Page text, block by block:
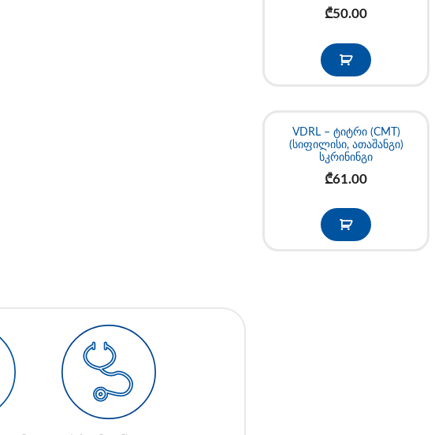
₾50.00
VDRL – ტიტრი (CMT)
(სიფილისი, ათაშანგი)
სკრინინგი
₾61.00